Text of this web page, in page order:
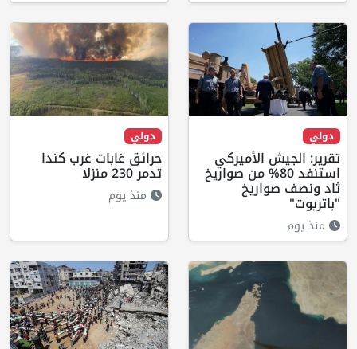
دولي
تقرير: الجيش الأميركي
استنفد 80% من صواريخ
ثاد ونصف صواريخ
"باتريوت"
منذ يوم
دولي
حرائق غابات غرب كندا
تدمر 230 منزلا
منذ يوم